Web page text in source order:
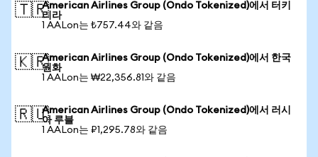
🇹🇷American Airlines Group (Ondo Tokenized)에서 터키
리라
1 AALon는 ₺757.44와 같음
🇰🇷American Airlines Group (Ondo Tokenized)에서 한국
원화
1 AALon는 ₩22,356.81와 같음
🇷🇺American Airlines Group (Ondo Tokenized)에서 러시
아 루블
1 AALon는 ₽1,295.78와 같음